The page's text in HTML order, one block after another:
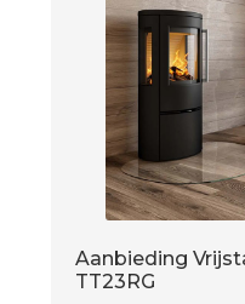
Aanbieding
TT23RG